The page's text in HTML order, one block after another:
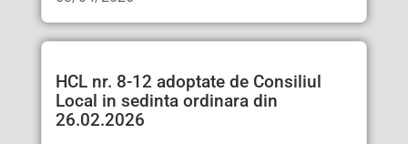
HCL nr. 8-12 adoptate de Consiliul
Local in sedinta ordinara din
26.02.2026